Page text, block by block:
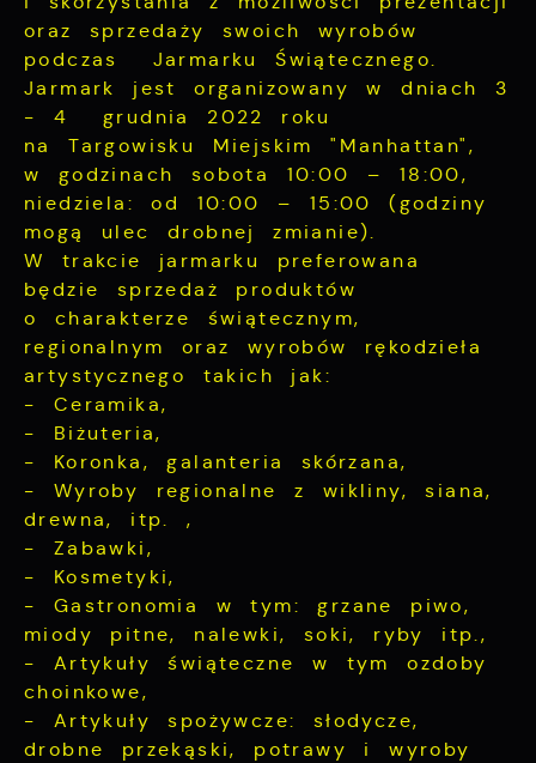
oraz sprzedaży swoich wyrobów
podczas Jarmarku Świątecznego.
Jarmark jest organizowany w dniach 3
- 4 grudnia 2022 roku
na Targowisku Miejskim "Manhattan",
w godzinach sobota 10:00 – 18:00,
niedziela: od 10:00 – 15:00 (godziny
mogą ulec drobnej zmianie).
W trakcie jarmarku preferowana
będzie sprzedaż produktów
o charakterze świątecznym,
regionalnym oraz wyrobów rękodzieła
artystycznego takich jak:
- Ceramika,
- Biżuteria,
- Koronka, galanteria skórzana,
- Wyroby regionalne z wikliny, siana,
drewna, itp. ,
- Zabawki,
- Kosmetyki,
- Gastronomia w tym: grzane piwo,
miody pitne, nalewki, soki, ryby itp.,
- Artykuły świąteczne w tym ozdoby
choinkowe,
- Artykuły spożywcze: słodycze,
drobne przekąski, potrawy i wyroby
informacji w zakresie wykorzystywania
witryny internetowej, miejsca oraz
częstotliwości, z jaką odwiedzane są nasze
serwisy www. Dane pozwalają nam na
ocenę naszych serwisów internetowych pod
względem ich popularności wśród
użytkowników. Zgromadzone informacje są
przetwarzane w formie zanonimizowanej.
Wyrażenie zgody na analityczne pliki
cookies gwarantuje dostępność wszystkich
funkcjonalności.
Więcej
Reklamowe
Dzięki reklamowym plikom cookies
prezentujemy Ci najciekawsze informacje i
aktualności na stronach naszych partnerów.
Promocyjne pliki cookies służą do
prezentowania Ci naszych komunikatów na
podstawie analizy Twoich upodobań oraz
Twoich zwyczajów dotyczących przeglądanej
witryny internetowej. Treści promocyjne
mogą pojawić się na stronach podmiotów
trzecich lub firm będących naszymi
partnerami oraz innych dostawców usług.
Firmy te działają w charakterze
pośredników prezentujących nasze treści w
postaci wiadomości, ofert, komunikatów
mediów społecznościowych.
Więcej